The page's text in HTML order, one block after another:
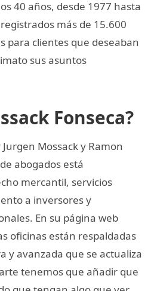
40 años, desde 1977 hasta
más de 15.600
para clientes que deseaban
sus asuntos
Fonseca?
Mossack y Ramon
abogados está
mercantil, servicios
a inversores y
En su página web
oficinas están respaldadas
y avanzada que se actualiza
tenemos que añadir que